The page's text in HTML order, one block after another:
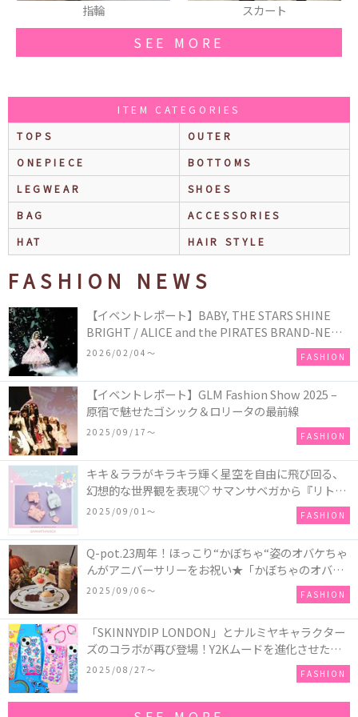
指輪 スカート
SEE MORE
ITEM CATEGORIES
TOPS
OUTER
ONEPIECE
BOTTOMS
LEGWEAR
SHOES
BAG
ACCESSORIES
HAT
HAIR STYLE
FASHION NEWS
【イベントレポート】BABY, THE STARS SHINE
BRIGHT / ALICE and the PIRATES BRAND-NEW
COLLECTION in TOKYO
2026/02/04〜 FASHION
【イベントレポート】GLM Fashion Show 2025 –
原宿で魅せたゴシック＆ロリータの最前線
2025/09/17〜 FASHION
キキ＆ララがキラキラ輝く星空を自由に飛び回る、
幻想的な世界観を表現♡ サマンサベガから『リトル
ツインスターズ』50周年アニバーサリーイヤー』を
2025/09/01〜 FASHION
Q-pot.23周年！ほっこり“かぼちゃ“姿のオバケちゃ
んがアニバーサリーをお祝い★「かぼちゃのオバケ
ーキアクセサリー」が新発売！Q-pot CAFE.では
「かぼちゃのオバケーキプレート」も登場
2025/09/06〜 FASHION
「SKINNYDIP LONDON」とナルミヤキャラクター
ズのコラボが再び登場！Y2Kムードを進化させた新
作コレクションを発売♪
2025/08/27〜 FASHION